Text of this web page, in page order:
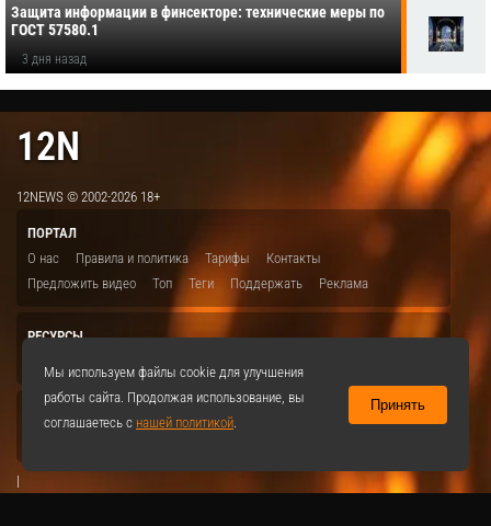
Защита информации в финсекторе: технические меры по
ГОСТ 57580.1
3 дня назад
12N
12NEWS © 2002-2026 18+
ПОРТАЛ
О нас
Правила и политика Тарифы
Контакты
Предложить видео
Топ Теги Поддержать Реклама
РЕСУРСЫ
|
Мы используем файлы cookie для улучшения
работы сайта. Продолжая использование, вы
соглашаетесь с нашей политикой.
Принять